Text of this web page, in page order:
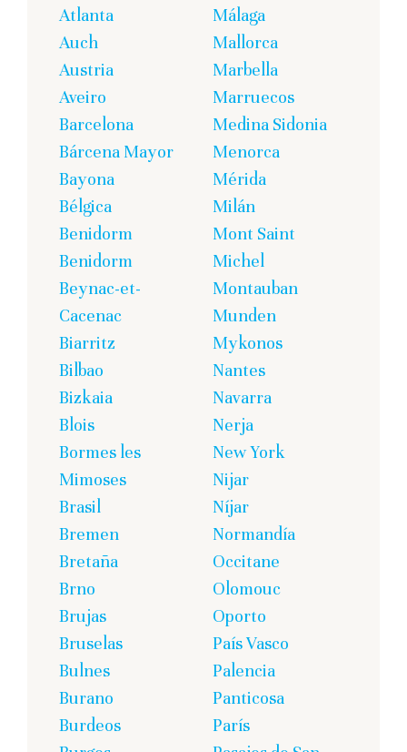
Atlanta
Auch
Austria
Aveiro
Barcelona
Bárcena Mayor
Bayona
Bélgica
Benidorm
Benidorm
Beynac-et-
Cacenac
Biarritz
Bilbao
Bizkaia
Blois
Bormes les
Mimoses
Brasil
Bremen
Bretaña
Brno
Brujas
Bruselas
Bulnes
Burano
Burdeos
Málaga
Mallorca
Marbella
Marruecos
Medina Sidonia
Menorca
Mérida
Milán
Mont Saint
Michel
Montauban
Munden
Mykonos
Nantes
Navarra
Nerja
New York
Nijar
Níjar
Normandía
Occitane
Olomouc
Oporto
País Vasco
Palencia
Panticosa
París